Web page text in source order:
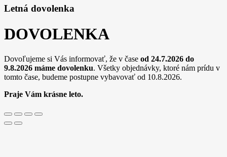
14ml
listov
tlačiarne
Epson
Purpurová
Letná dovolenka
DOVOLENKA
Dovoľujeme si Vás informovať, že v čase od 24.7.2026 do
9.8.2026 máme dovolenku. Všetky objednávky, ktoré nám prídu v
tomto čase, budeme postupne vybavovať od 10.8.2026.
Praje Vám krásne leto.